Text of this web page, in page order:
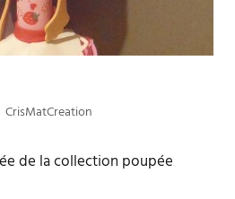
CrisMatCreation
de la collection poupée